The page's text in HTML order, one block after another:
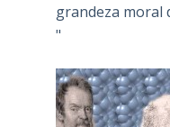
grandeza moral
"